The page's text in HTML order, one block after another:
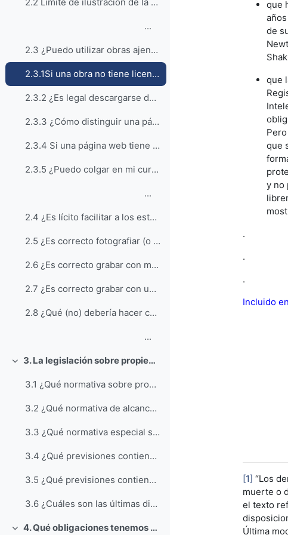
2.2 Límite de ilustración de la enseñanza e investigación (art. 32 LPI)
...
2.3 ¿Puedo utilizar obras ajenas?
2.3.1Si una obra no tiene licencia, ¿es porque está libre y por lo tanto se puede usar en clase a voluntad?
2.3.2 ¿Es legal descargarse de la web material para usarlo en clase?
2.3.3 ¿Cómo distinguir una página lícita de otra que no lo es?
2.3.4 Si una página web tiene copyright o licencia CC ¿afecta esto a todos sus contenidos?
2.3.5 ¿Puedo colgar en mi curso de Moodle todo lo necesario para la clase?
...
2.4 ¿Es lícito facilitar a los estudiantes un libro escaneado o fotocopiado?
2.5 ¿Es correcto fotografiar (o grabar) con mi dispositivo móvil el contenido de la pizarra?
2.6 ¿Es correcto grabar con mi dispositivo móvil las exposiciones de mis compañeros?
2.7 ¿Es correcto grabar con un dispositivo móvil al profesor?
2.8 ¿Qué (no) debería hacer con mis apuntes de clase?
...
Colapsar 3. La legislación sobre propiedad intelectual y la comunidad universitaria
3.1 ¿Qué normativa sobre propiedad intelectual se aplica al quehacer académico de los miembros de la comunidad universitaria?
3.2 ¿Qué normativa de alcance general sobre propiedad intelectual se aplica al quehacer académico de los miembros de la comunidad universitaria?
3.3 ¿Qué normativa especial sobre propiedad intelectual se aplica al quehacer académico de los miembros de la comunidad universitaria?
3.4 ¿Qué previsiones contiene la Ley Orgánica de Universidades y su normativa de desarrollo?
3.5 ¿Qué previsiones contienen los Estatutos de las Universidades?
3.6 ¿Cuáles son las últimas directrices en relación a los derechos de autor y el Mercado Único Digital
4. Qué obligaciones tenemos (cómo usar obras ajenas)
que
de
que
que
y no
.
.
.
Incluido
[1] “Los
muerte o
el texto
Última